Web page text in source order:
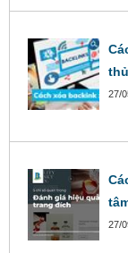
27/
27/